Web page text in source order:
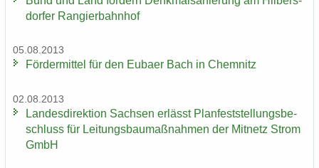
dor­fer Ran­gier­bahn­hof
05.08.2013
För­der­mit­tel für den Eu­ba­er Bach in Chem­nitz
02.08.2013
Lan­des­di­rek­ti­on Sach­sen er­lässt Plan­fest­stel­lungs­be­
schluss für Lei­tungs­bau­maß­nah­men der Mit­netz Strom
GmbH